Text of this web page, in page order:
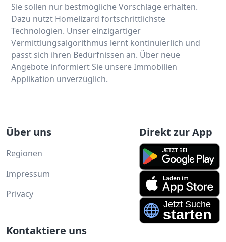
Sie sollen nur bestmögliche Vorschläge erhalten.
Dazu nutzt Homelizard fortschrittlichste
Technologien. Unser einzigartiger
Vermittlungsalgorithmus lernt kontinuierlich und
passt sich ihren Bedürfnissen an. Über neue
Angebote informiert Sie unsere Immobilien
Applikation unverzüglich.
Über uns
Regionen
Impressum
Privacy
Direkt zur App
Kontaktiere uns